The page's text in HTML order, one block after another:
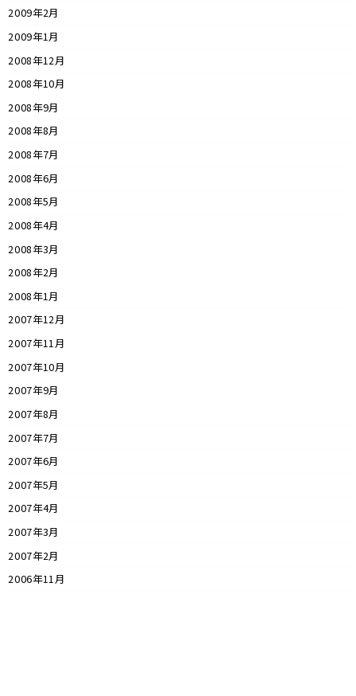
2009年2月
2009年1月
2008年12月
2008年10月
2008年9月
2008年8月
2008年7月
2008年6月
2008年5月
2008年4月
2008年3月
2008年2月
2008年1月
2007年12月
2007年11月
2007年10月
2007年9月
2007年8月
2007年7月
2007年6月
2007年5月
2007年4月
2007年3月
2007年2月
2006年11月